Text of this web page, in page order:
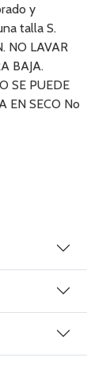
y
talla S.
NO LAVAR
BAJA.
SE PUEDE
EN SECO No